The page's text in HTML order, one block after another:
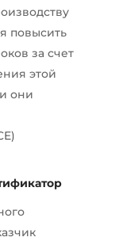
повысить
за счет
этой
они